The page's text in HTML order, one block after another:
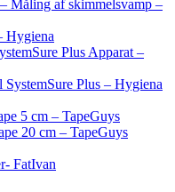
Måling af skimmelsvamp –
Hygiena
Plus Apparat –
SystemSure Plus – Hygiena
5 cm – TapeGuys
20 cm – TapeGuys
FatIvan